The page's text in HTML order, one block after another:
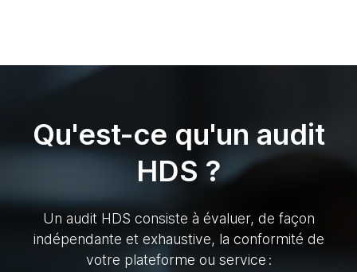
Qu'est-ce qu'un audit
HDS ?
Un audit HDS consiste à évaluer, de façon
indépendante et exhaustive, la conformité de
votre plateforme ou service :